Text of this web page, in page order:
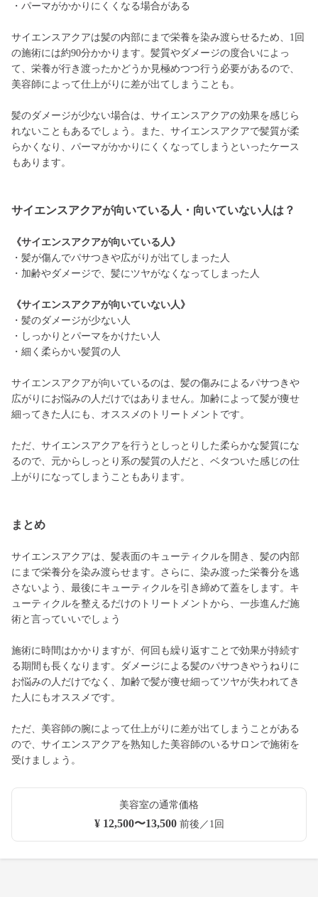
・パーマがかかりにくくなる場合がある
サイエンスアクアは髪の内部にまで栄養を染み渡らせるため、1回
の施術には約90分かかります。髪質やダメージの度合いによっ
て、栄養が行き渡ったかどうか見極めつつ行う必要があるので、
美容師によって仕上がりに差が出てしまうことも。
髪のダメージが少ない場合は、サイエンスアクアの効果を感じら
れないこともあるでしょう。また、サイエンスアクアで髪質が柔
らかくなり、パーマがかかりにくくなってしまうといったケース
もあります。
サイエンスアクアが向いている人・向いていない人は？
《サイエンスアクアが向いている人》
・髪が傷んでパサつきや広がりが出てしまった人
・加齢やダメージで、髪にツヤがなくなってしまった人
《サイエンスアクアが向いていない人》
・髪のダメージが少ない人
・しっかりとパーマをかけたい人
・細く柔らかい髪質の人
サイエンスアクアが向いているのは、髪の傷みによるパサつきや
広がりにお悩みの人だけではありません。加齢によって髪が痩せ
細ってきた人にも、オススメのトリートメントです。
ただ、サイエンスアクアを行うとしっとりした柔らかな髪質にな
るので、元からしっとり系の髪質の人だと、ベタついた感じの仕
上がりになってしまうこともあります。
まとめ
サイエンスアクアは、髪表面のキューティクルを開き、髪の内部
にまで栄養分を染み渡らせます。さらに、染み渡った栄養分を逃
さないよう、最後にキューティクルを引き締めて蓋をします。キ
ューティクルを整えるだけのトリートメントから、一歩進んだ施
術と言っていいでしょう
施術に時間はかかりますが、何回も繰り返すことで効果が持続す
る期間も長くなります。ダメージによる髪のパサつきやうねりに
お悩みの人だけでなく、加齢で髪が痩せ細ってツヤが失われてき
た人にもオススメです。
ただ、美容師の腕によって仕上がりに差が出てしまうことがある
ので、サイエンスアクアを熟知した美容師のいるサロンで施術を
受けましょう。
美容室の通常価格
¥ 12,500〜13,500前後／1回